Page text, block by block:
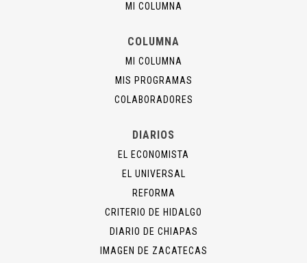
MI COLUMNA
COLUMNA
MI COLUMNA
MIS PROGRAMAS
COLABORADORES
DIARIOS
EL ECONOMISTA
EL UNIVERSAL
REFORMA
CRITERIO DE HIDALGO
DIARIO DE CHIAPAS
IMAGEN DE ZACATECAS